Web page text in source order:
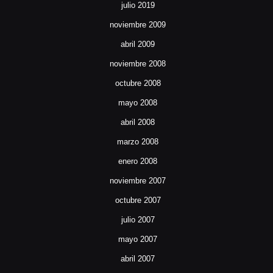
julio 2019
noviembre 2009
abril 2009
noviembre 2008
octubre 2008
mayo 2008
abril 2008
marzo 2008
enero 2008
noviembre 2007
octubre 2007
julio 2007
mayo 2007
abril 2007